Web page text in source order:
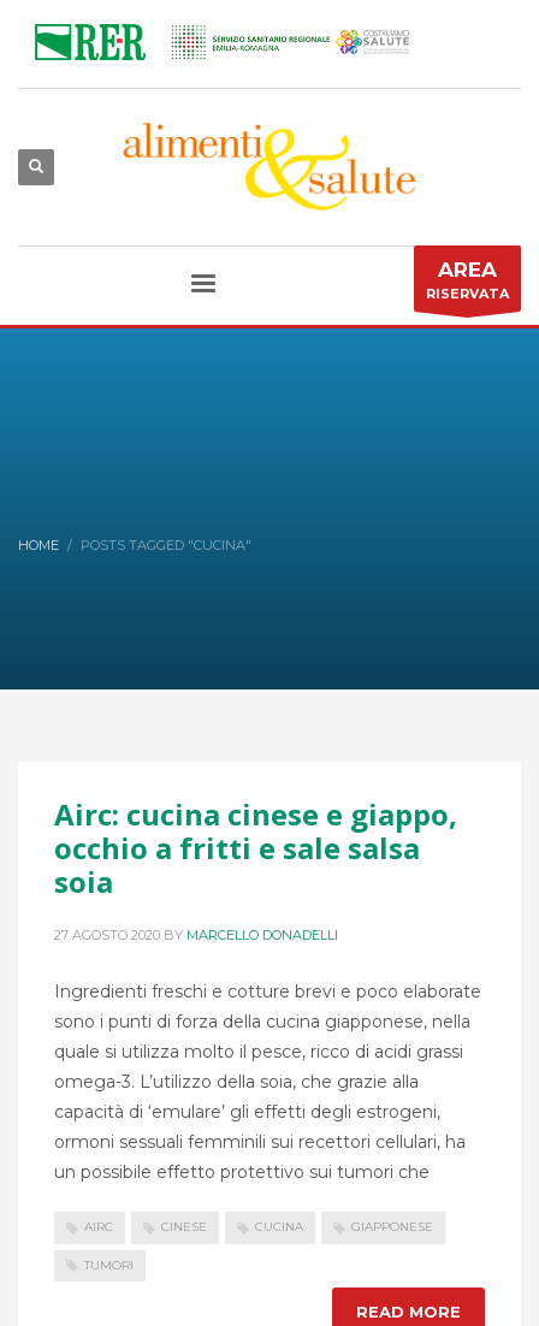
AREA
RISERVATA
HOME POSTS TAGGED "CUCINA"
Airc: cucina cinese e giappo,
occhio a fritti e sale salsa
soia
27 AGOSTO 2020 BY MARCELLO DONADELLI
Ingredienti freschi e cotture brevi e poco elaborate
sono i punti di forza della cucina giapponese, nella
quale si utilizza molto il pesce, ricco di acidi grassi
omega-3. L’utilizzo della soia, che grazie alla
capacità di ‘emulare’ gli effetti degli estrogeni,
ormoni sessuali femminili sui recettori cellulari, ha
un possibile effetto protettivo sui tumori che
AIRC CINESE CUCINA GIAPPONESE
TUMORI
READ MORE